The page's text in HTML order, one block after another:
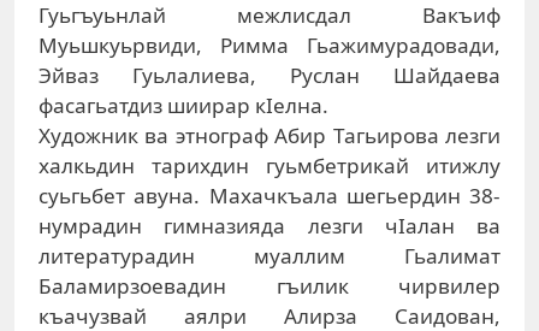
Гуьгъуьнлай межлисдал Вакъиф
Муьшкуьрвиди, Римма Гьажимурадовади,
Эйваз Гуьлалиева, Руслан Шайдаева
фасагьатдиз шиирар кIелна.
Художник ва этнограф Абир Тагьирова лезги
халкьдин тарихдин гуьмбетрикай итижлу
суьгьбет авуна. Махачкъала шегьердин 38-
нумрадин гимназияда лезги чIалан ва
литературадин муаллим Гьалимат
Баламирзоевадин гъилик чирвилер
къачузвай аялри Алирза Саидован,